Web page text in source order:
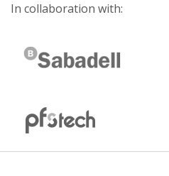
In collaboration with: